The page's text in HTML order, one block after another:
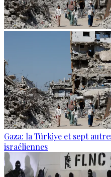
Gaza: la Türkiye et sept
israéliennes